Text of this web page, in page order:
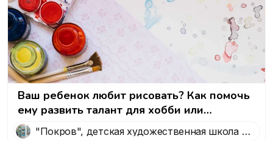
Ваш ребенок любит рисовать? Как помочь
ему развить талант для хобби или
профессии.
"Покров", детская художественная школа в